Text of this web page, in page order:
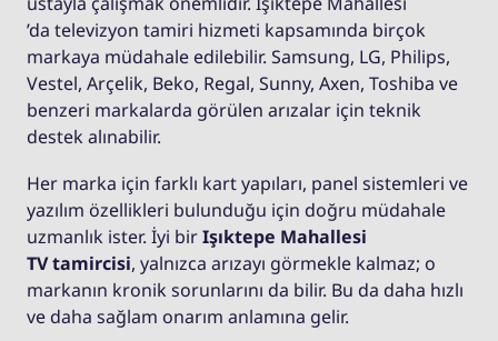
’da televizyon tamiri hizmeti kapsamında birçok
markaya müdahale edilebilir. Samsung, LG, Philips,
Vestel, Arçelik, Beko, Regal, Sunny, Axen, Toshiba ve
benzeri markalarda görülen arızalar için teknik
destek alınabilir.
Her marka için farklı kart yapıları, panel sistemleri ve
yazılım özellikleri bulunduğu için doğru müdahale
uzmanlık ister. İyi birIşıktepe Mahallesi
TV tamircisi, yalnızca arızayı görmekle kalmaz; o
markanın kronik sorunlarını da bilir. Bu da daha hızlı
ve daha sağlam onarım anlamına gelir.